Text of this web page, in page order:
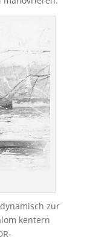
zur
kentern